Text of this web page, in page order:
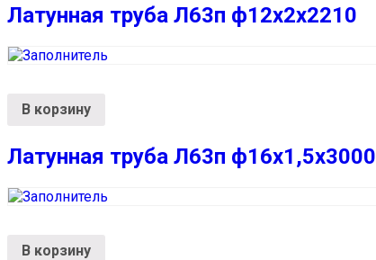
Латунная труба Л63п ф12х2х2210
В корзину
Латунная труба Л63п ф16х1,5х3000
В корзину